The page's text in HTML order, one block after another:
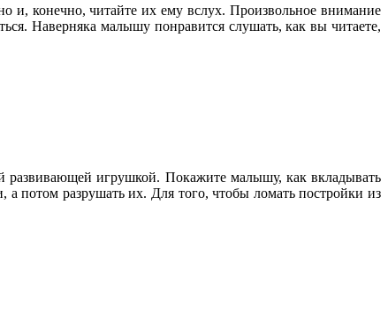
и, конечно, читайте их ему вслух. Произвольное внимание
Наверняка малышу понравится слушать, как вы читаете,
развивающей игрушкой. Покажите малышу, как вкладывать
потом разрушать их. Для того, чтобы ломать постройки из